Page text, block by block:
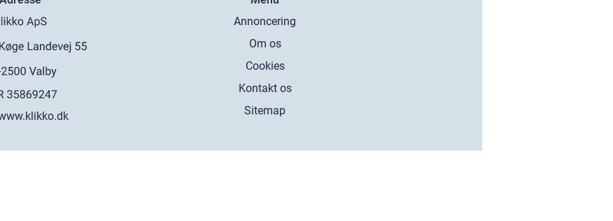
Annoncering
Om os
Cookies
Kontakt os
Sitemap